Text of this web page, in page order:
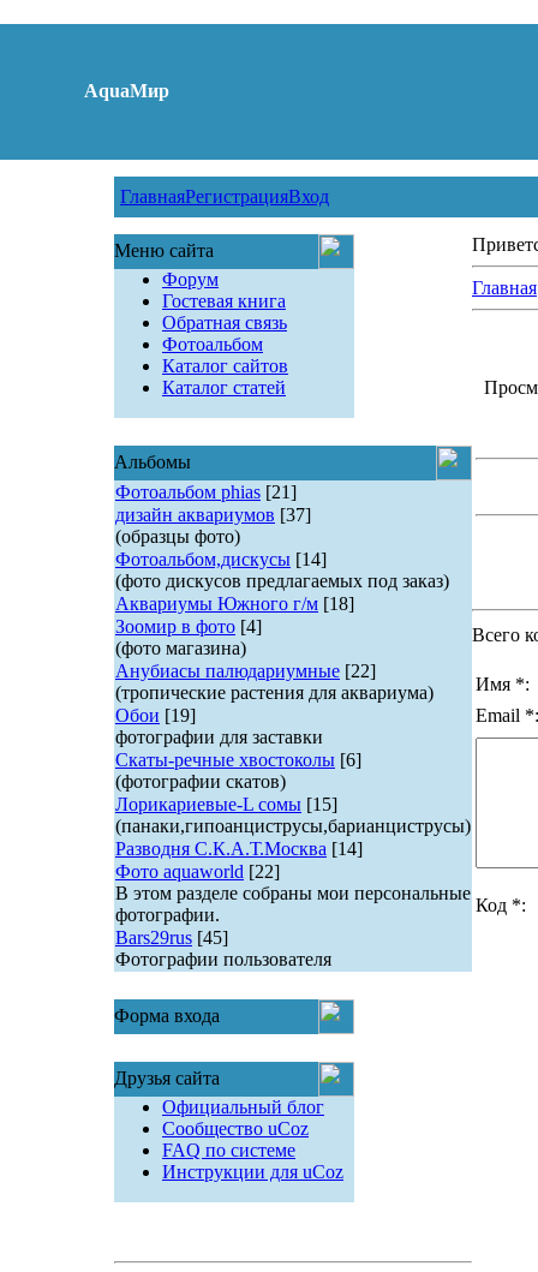
AquaМир
ГлавнаяРегистрацияВход
Меню сайта
Форум
Гостевая книга
Обратная связь
Фотоальбом
Каталог сайтов
Каталог статей
Альбомы
Фотоальбом phias [21]
дизайн аквариумов [37]
(образцы фото)
Фотоальбом,дискусы [14]
(фото дискусов предлагаемых под заказ)
Аквариумы Южного г/м [18]
Зоомир в фото [4]
(фото магазина)
Анубиасы палюдариумные [22]
(тропические растения для аквариума)
Обои [19]
фотографии для заставки
Скаты-речные хвостоколы [6]
(фотографии скатов)
Лорикариевые-L сомы [15]
(панаки,гипоанциструсы,барианциструсы)
Разводня С.К.А.Т.Москва [14]
Фото aquaworld [22]
В этом разделе собраны мои персональные
фотографии.
Bars29rus [45]
Фотографии пользователя
Форма входа
Друзья сайта
Официальный блог
Сообщество uCoz
FAQ по системе
Инструкции для uCoz
Главная
Всего
Имя *:
Email *:
Код *: